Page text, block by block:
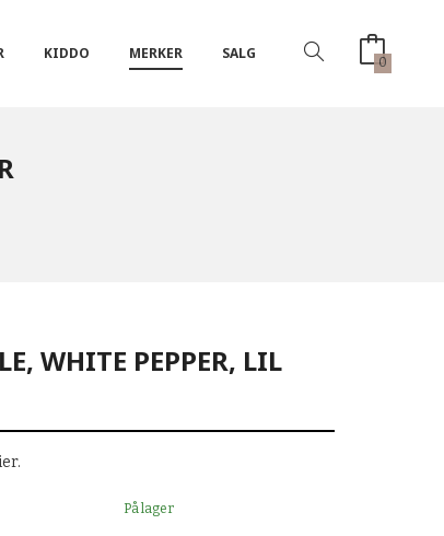
KIDDO MERKER SALG 0
WHITE PEPPER, LIL
På lager